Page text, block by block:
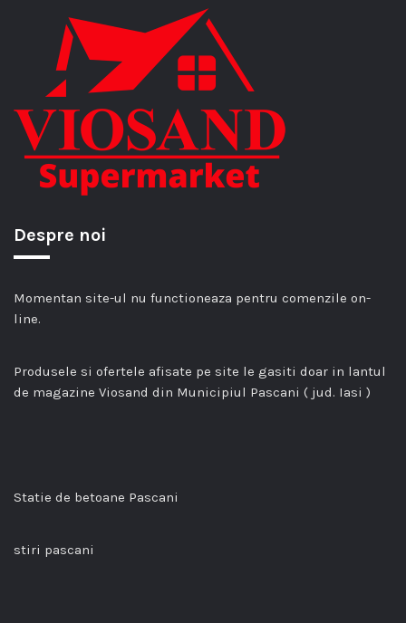
Despre noi
Momentan site-ul nu functioneaza pentru comenzile on-
line.
Produsele si ofertele afisate pe site le gasiti doar in lantul
de magazine Viosand din Municipiul Pascani ( jud. Iasi )
Statie de betoane Pascani
stiri pascani